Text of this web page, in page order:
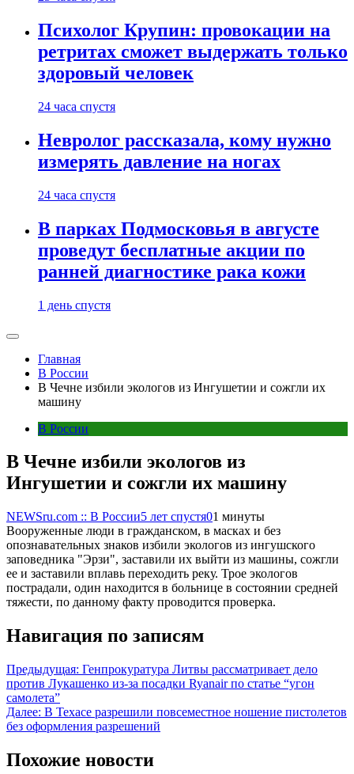
Психолог Крупин: провокации на
ретритах сможет выдержать только
здоровый человек
24 часа спустя
Невролог рассказала, кому нужно
измерять давление на ногах
24 часа спустя
В парках Подмосковья в августе
проведут бесплатные акции по
ранней диагностике рака кожи
1 день спустя
Главная
В России
В Чечне избили экологов из Ингушетии и сожгли их
машину
В России
В Чечне избили экологов из
Ингушетии и сожгли их машину
NEWSru.com :: В России5 лет спустя01 минуты
Вооруженные люди в гражданском, в масках и без
опознавательных знаков избили экологов из ингушского
заповедника "Эрзи", заставили их выйти из машины, сожгли
ее и заставили вплавь переходить реку. Трое экологов
пострадали, один находится в больнице в состоянии средней
тяжести, по данному факту проводится проверка.
Навигация по записям
Предыдущая: Генпрокуратура Литвы рассматривает дело
против Лукашенко из-за посадки Ryanair по статье “угон
самолета”
Далее: В Техасе разрешили повсеместное ношение пистолетов
без оформления разрешений
Похожие новости